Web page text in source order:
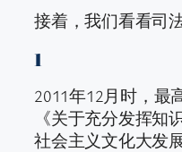
接着，我们看看司
1
2011年12月时，最
《关于充分发挥知
社会主义文化大发